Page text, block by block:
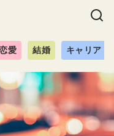
愛 結婚 キャリア